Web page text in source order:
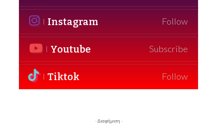
Instagram Follow
Youtube Subscribe
Tiktok Follow
- Διαφήμιση -